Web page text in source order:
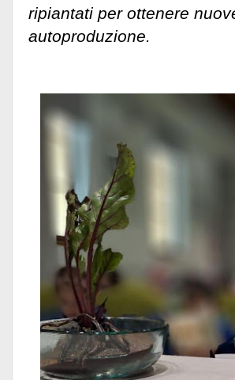
ripiantati per ottenere
autoproduzione.